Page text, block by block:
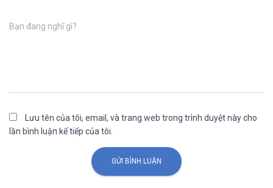
Bạn đang nghĩ gì?
Lưu tên của tôi, email, và trang web trong trình duyệt này cho
lần bình luận kế tiếp của tôi.